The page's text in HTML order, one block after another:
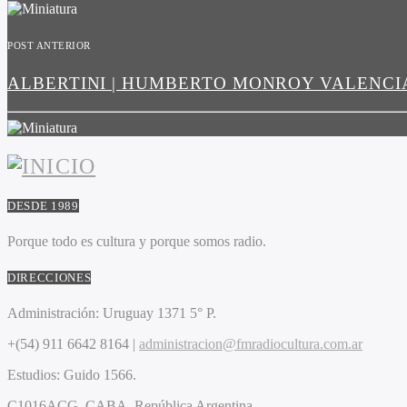
POST ANTERIOR
ALBERTINI | HUMBERTO MONROY
DESDE 1989
Porque todo es cultura y porque somos radio.
DIRECCIONES
Administración: Uruguay 1371 5° P.
+(54) 911 6642 8164 | administracion@fmradiocultura.com.ar
Estudios: Guido 1566.